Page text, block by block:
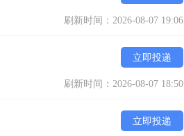
刷新时间：2026-08-07 19:06
立即投递
刷新时间：2026-08-07 18:50
立即投递